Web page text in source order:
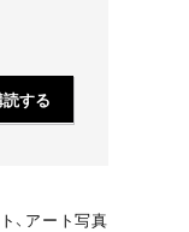
、アート写真